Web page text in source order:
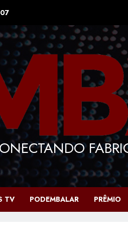
TV PODEMBALAR PRÊMIO